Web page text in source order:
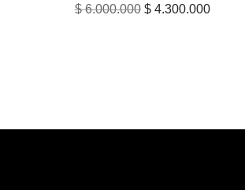
$6.000.000 El
$4.300.000El